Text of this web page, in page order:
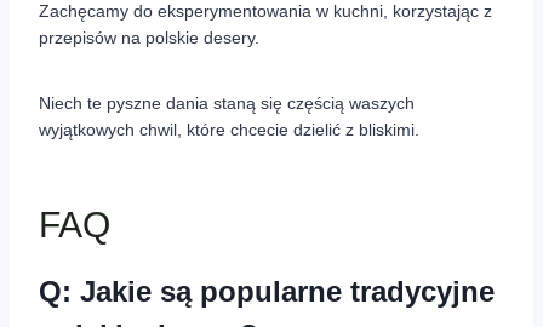
Zachęcamy do eksperymentowania w kuchni, korzystając z
przepisów na polskie desery.
Niech te pyszne dania staną się częścią waszych
wyjątkowych chwil, które chcecie dzielić z bliskimi.
FAQ
Q: Jakie są popularne tradycyjne